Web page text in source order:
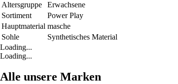
Altersgruppe
Erwachsene
Sortiment
Power Play
Hauptmaterial masche
Sohle
Synthetisches Material
Loading...
Loading...
Alle unsere Marken